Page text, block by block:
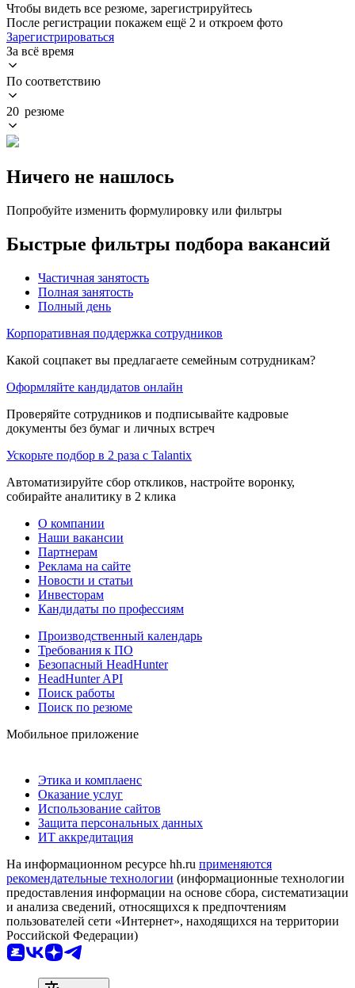
Чтобы видеть все резюме, зарегистрируйтесь
После регистрации покажем ещё 2 и откроем фото
Зарегистрироваться
За всё время
По соответствию
20 резюме
Ничего не нашлось
Попробуйте изменить формулировку или фильтры
Быстрые фильтры подбора вакансий
Частичная занятость
Полная занятость
Полный день
Корпоративная поддержка сотрудников
Какой соцпакет вы предлагаете семейным сотрудникам?
Оформляйте кандидатов онлайн
Проверяйте сотрудников и подписывайте кадровые
документы без бумаг и личных встреч
Ускорьте подбор в 2 раза с Talantix
Автоматизируйте сбор откликов, настройте воронку,
собирайте аналитику в 2 клика
О компании
Наши вакансии
Партнерам
Реклама на сайте
Новости и статьи
Инвесторам
Кандидаты по профессиям
Производственный календарь
Требования к ПО
Безопасный HeadHunter
HeadHunter API
Поиск работы
Поиск по резюме
Мобильное приложение
Этика и комплаенс
Оказание услуг
Использование сайтов
Защита персональных данных
ИТ аккредитация
На информационном ресурсе hh.ru применяются
рекомендательные технологии (информационные технологии
предоставления информации на основе сбора, систематизации
и анализа сведений, относящихся к предпочтениям
пользователей сети «Интернет», находящихся на территории
Российской Федерации)